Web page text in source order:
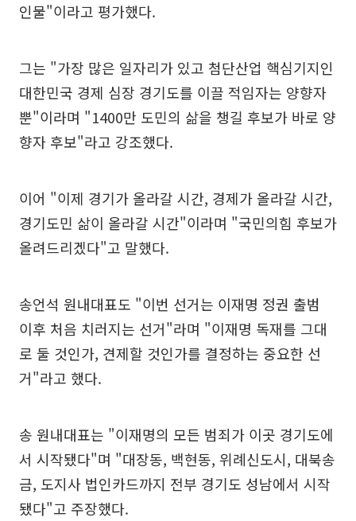
인물"이라고 평가했다.
그는 "가장 많은 일자리가 있고 첨단산업 핵심기지인
대한민국 경제 심장 경기도를 이끌 적임자는 양향자
뿐"이라며 "1400만 도민의 삶을 챙길 후보가 바로 양
향자 후보"라고 강조했다.
이어 "이제 경기가 올라갈 시간, 경제가 올라갈 시간,
경기도민 삶이 올라갈 시간"이라며 "국민의힘 후보가
올려드리겠다"고 말했다.
송언석 원내대표도 "이번 선거는 이재명 정권 출범
이후 처음 치러지는 선거"라며 "이재명 독재를 그대
로 둘 것인가, 견제할 것인가를 결정하는 중요한 선
거"라고 했다.
송 원내대표는 "이재명의 모든 범죄가 이곳 경기도에
서 시작됐다"며 "대장동, 백현동, 위례신도시, 대북송
금, 도지사 법인카드까지 전부 경기도 성남에서 시작
됐다"고 주장했다.